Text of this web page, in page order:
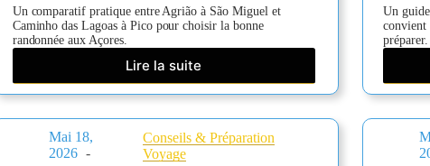
Un comparatif pratique entre Agrião à São Miguel et
Caminho das Lagoas à Pico pour choisir la bonne
randonnée aux Açores.
Lire la suite
Açores:
São
ou
Pico,
quelle
Un
convient
préparer.
Mai 18,
2026
Conseils & Préparation
Voyage